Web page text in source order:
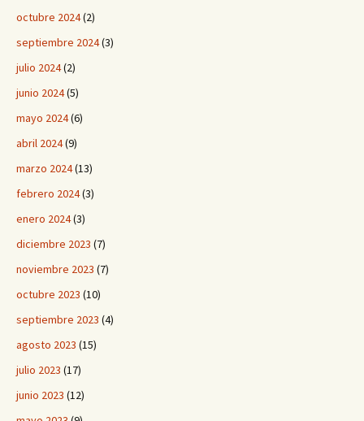
octubre 2024(2)
septiembre 2024(3)
julio 2024(2)
junio 2024(5)
mayo 2024(6)
abril 2024(9)
marzo 2024(13)
febrero 2024(3)
enero 2024(3)
diciembre 2023 (7)
noviembre 2023 (7)
octubre 2023 (10)
septiembre 2023 (4)
agosto 2023 (15)
julio 2023 (17)
junio 2023 (12)